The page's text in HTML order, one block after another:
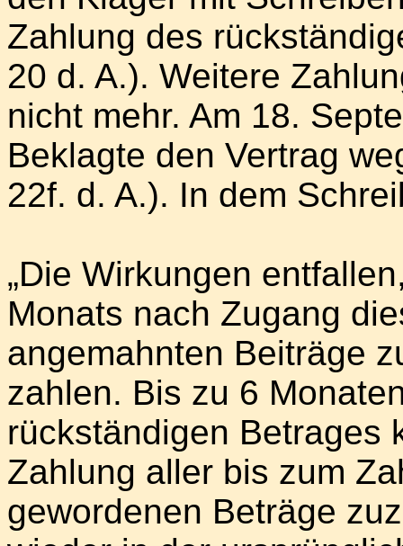
Zahlung des
20 d. A.). Weitere
nicht mehr. Am 18.
Beklagte den Vertrag
22f. d. A.). In dem
„Die Wirkungen
Monats nach Zugang
angemahnten Beiträge
zahlen. Bis zu 6
rückständigen Betrages
Zahlung aller bis zum
gewordenen Beträge